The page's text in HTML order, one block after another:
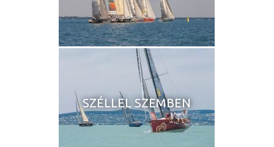
SZÉLLEL SZEMBEN